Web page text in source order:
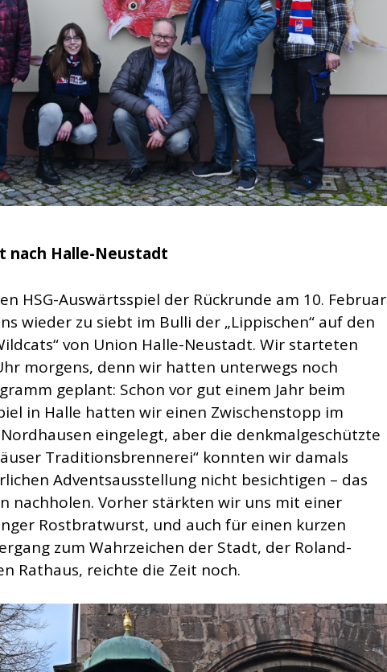
nach Halle-Neustadt
HSG-Auswärtsspiel der Rückrunde am 10. Februar
wieder zu siebt im Bulli der „Lippischen“ auf den
von Union Halle-Neustadt. Wir starteten
morgens, denn wir hatten unterwegs noch
geplant: Schon vor gut einem Jahr beim
in Halle hatten wir einen Zwischenstopp im
eingelegt, aber die denkmalgeschützte
Traditionsbrennerei“ konnten wir damals
Adventsausstellung nicht besichtigen – das
nachholen. Vorher stärkten wir uns mit einer
Rostbratwurst, und auch für einen kurzen
zum Wahrzeichen der Stadt, der Roland-
Rathaus, reichte die Zeit noch.